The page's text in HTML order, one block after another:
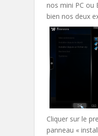
nos mini PC ou
bien nos deux
Cliquer sur le
panneau «